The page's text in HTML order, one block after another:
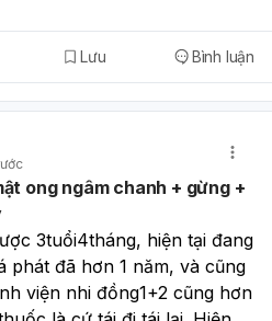
Lưu Bình luận
ong ngâm chanh + gừng +
3tuổi4tháng, hiện tại đang
phát đã hơn 1 năm, và cũng
viện nhi đồng1+2 cũng hơn